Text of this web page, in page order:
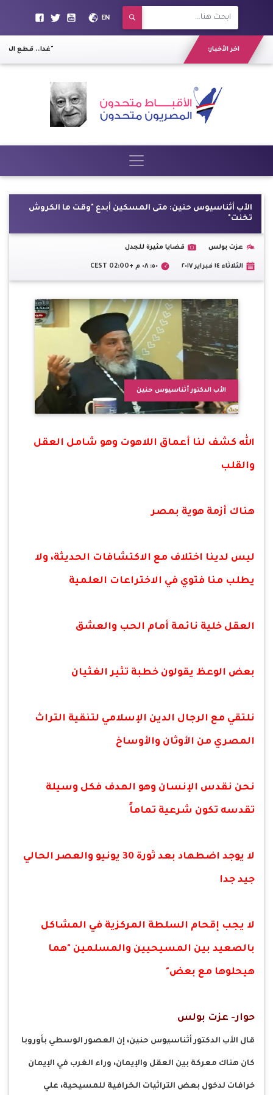
EN
اخر الأخبار: غدا.. قطع
الأب أثناسيوس حنين: متى المسكين أبدع "وقت ما الكروش
تخنت"
عزت بولس قضايا مثيرة للجدل
الثلاثاء ١٤ فبراير ٢٠١٧ ٥٠: ٠٨ م +02:00 CEST
الأب الدكتور أثناسيوس حنين
الله كشف لنا أعماق اللاهوت وهو شامل العقل
والقلب
هناك أزمة هوية بمصر
ليس لدينا اختلاف مع الاكتشافات الحديثة، ولا
يطلب منا فتوي في الاختراعات العلمية
العقل خلية نائمة أمام الحب والعشق
بعض الوعظ يقولون خطبة تثير الغثيان
نلتقي مع الرجال الدين الإسلامي لتنقية التراث
المصري من الأوثان والأوساخ
نحن نقدس الإنسان وهو الهدف فكل وسيلة
تقدسه تكون شرعية تماماً
لا يوجد اضطهاد بعد ثورة 30 يونيو والعصر الحالي
جيد جدا
لا يجب إقحام السلطة المركزية في المشاكل
بالصعيد بين المسيحيين والمسلمين "هما
هيحلوها مع بعض"
حوار- عزت بولس
قال الأب الدكتور أثناسيوس حنين، إن العصور الوسطي بأوروبا
كان هناك معركة بين العقل والإيمان، وراء الغرب في الإيمان
خرافات لدخول بعض التراثيات الخرافية للمسيحية، علي